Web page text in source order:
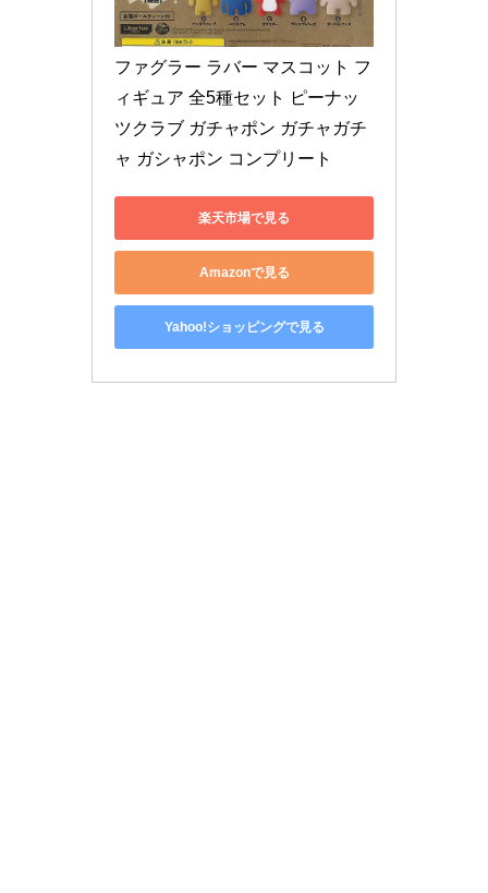
ファグラー ラバー マスコット フ
ィギュア 全5種セット ピーナッ
ツクラブ ガチャポン ガチャガチ
ャ ガシャポン コンプリート
楽天市場で見る
Amazonで見る
Yahoo!ショッピングで見る